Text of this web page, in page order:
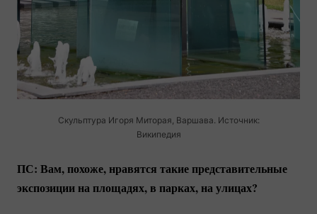
Скульптура Игоря Миторая, Варшава. Источник:
Википедия
ПС: Вам, похоже, нравятся такие представительные
экспозиции на площадях, в парках, на улицах?